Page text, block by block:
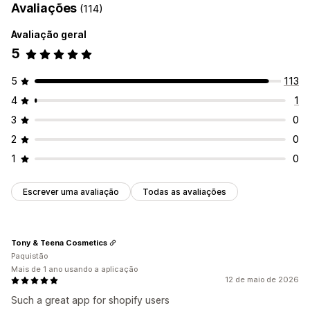
Avaliações (114)
Avaliação geral
5
5
113
4
1
3
0
2
0
1
0
Escrever uma avaliação Todas as avaliações
12 de maio de 2026
Such a great app for shopify users
Tony & Teena Cosmetics
Paquistão
Mais de 1 ano usando a aplicação